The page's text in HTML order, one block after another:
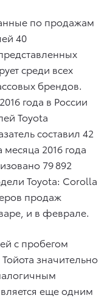
по продажам
40
среди всех
брендов.
года в России
Toyota
составил 42
2016 года
79 892
Toyota: Corolla
продаж
и в феврале.
с пробегом
значительно
еще одним